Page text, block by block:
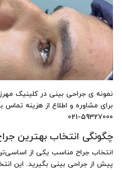
نمونه ی جراحی بینی در کلینیک
برای مشاوره و اطلاع از هزینه تماس
021-59327000
چگونگی انتخاب بهترین
انتخاب جراح مناسب یکی از
پیش از جراحی بینی بگیرید. این